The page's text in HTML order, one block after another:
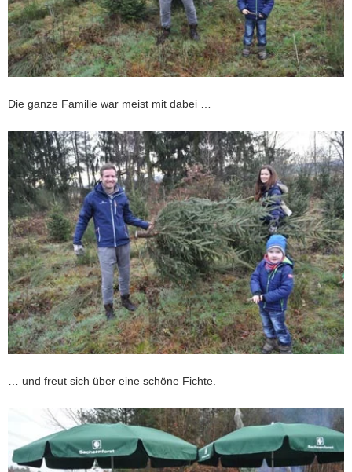
Die ganze Familie war meist mit dabei …
… und freut sich über eine schöne Fichte.